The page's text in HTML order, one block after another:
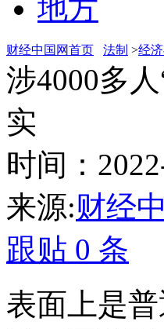
地方
财经中国网首页 法制 >经
涉4000多
实
时间：
来源:财经
跟贴 0 条
表面上是